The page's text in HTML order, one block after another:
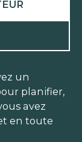
un
planifier,
avez
en toute